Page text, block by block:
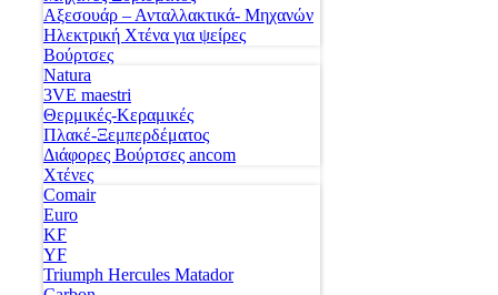
Αξεσουάρ – Ανταλλακτικά- Μηχανών
Ηλεκτρική Χτένα για ψείρες
Βούρτσες
Natura
3VE maestri
Θερμικές-Κεραμικές
Πλακέ-Ξεμπερδέματος
Διάφορες Βούρτσες ancom
Χτένες
Comair
Euro
KF
YF
Triumph Hercules Matador